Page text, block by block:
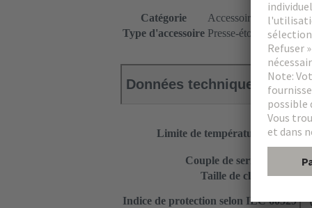
Catégorie
Accessoires
Type d'accessoire Presse-étoupe
Données techniques
Limite de température
Couple de serrage
Taille de clé
Indice de protection selon IEC 60529